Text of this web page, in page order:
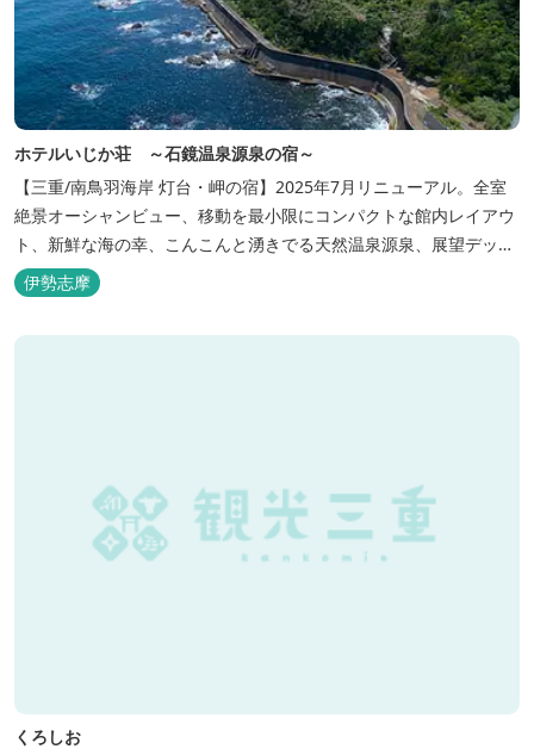
ホテルいじか荘 ～石鏡温泉源泉の宿～
【三重/南鳥羽海岸 灯台・岬の宿】2025年7月リニューアル。全室
絶景オーシャンビュー、移動を最小限にコンパクトな館内レイアウ
ト、新鮮な海の幸、こんこんと湧きでる天然温泉源泉、展望デッ
キ〜いじか灯台テラス〜からの眺望が自慢のリトリートホテル。
伊勢志摩
くろしお